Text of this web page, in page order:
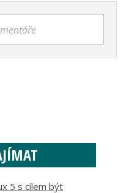
5 s cílem být